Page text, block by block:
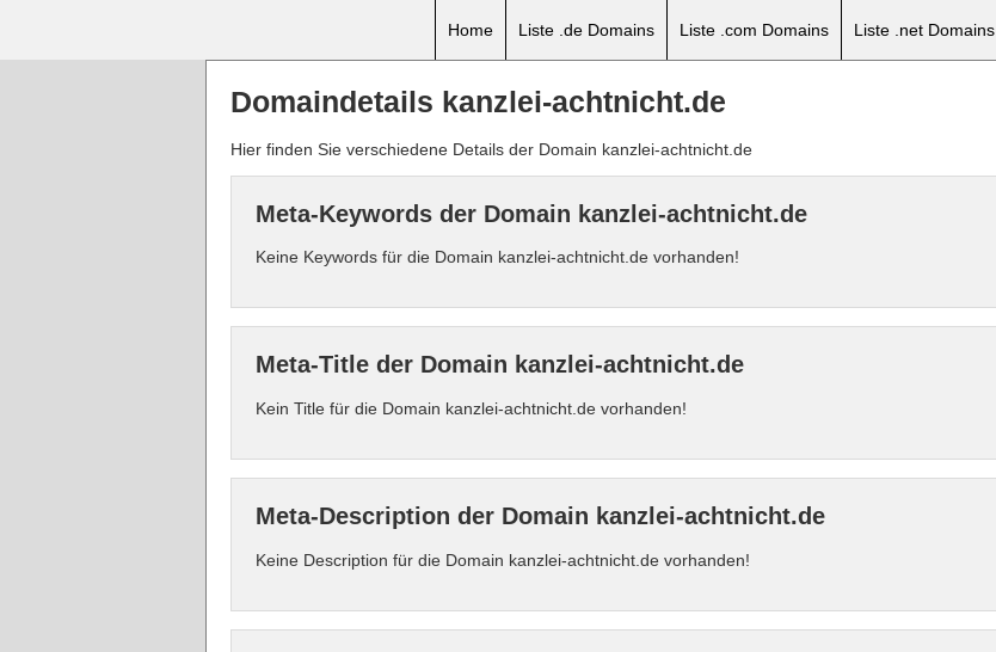
Home Liste .de Domains Liste .com Domains Liste .net Domains
Domaindetails kanzlei-achtnicht.de
Hier finden Sie verschiedene Details der Domain kanzlei-achtnicht.de
Meta-Keywords der Domain kanzlei-achtnicht.de
Keine Keywords für die Domain kanzlei-achtnicht.de vorhanden!
Meta-Title der Domain kanzlei-achtnicht.de
Kein Title für die Domain kanzlei-achtnicht.de vorhanden!
Meta-Description der Domain kanzlei-achtnicht.de
Keine Description für die Domain kanzlei-achtnicht.de vorhanden!